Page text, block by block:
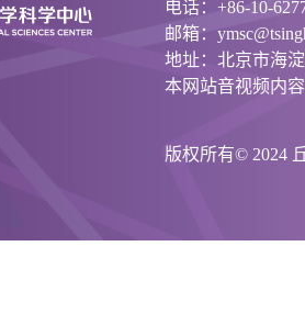
电话：+86-10-
邮箱：
地址：北京市海
本网站音视频内
版权所有© 2024